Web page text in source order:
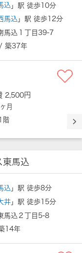
込 」駅 徒歩10分
馬込 」駅 徒歩12分
馬込１丁目39-7
築37年
2,500円
月
階
東馬込
込 」駅 徒歩8分
井 」駅 徒歩15分
馬込２丁目5-8
14年